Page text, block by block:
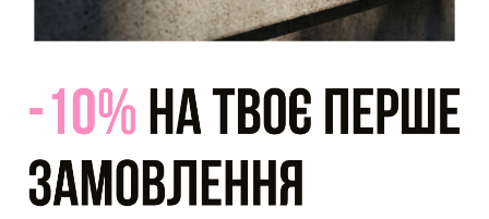
мій профіль
Оптовий прайс
[cf7form cf7key="wholesale-popup"]
Обсмажування кави